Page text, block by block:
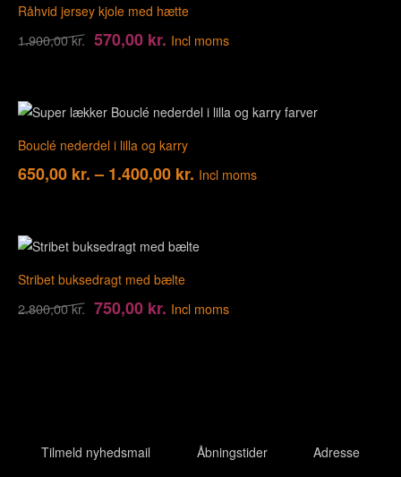
Råhvid jersey kjole med hætte
1.900,00kr. 570,00 kr. Incl moms
Bouclé nederdel i lilla og karry
650,00 kr. – 1.400,00 kr. Incl moms
Stribet buksedragt med bælte
2.800,00kr. 750,00 kr. Incl moms
Tilmeld nyhedsmail Åbningstider Adresse